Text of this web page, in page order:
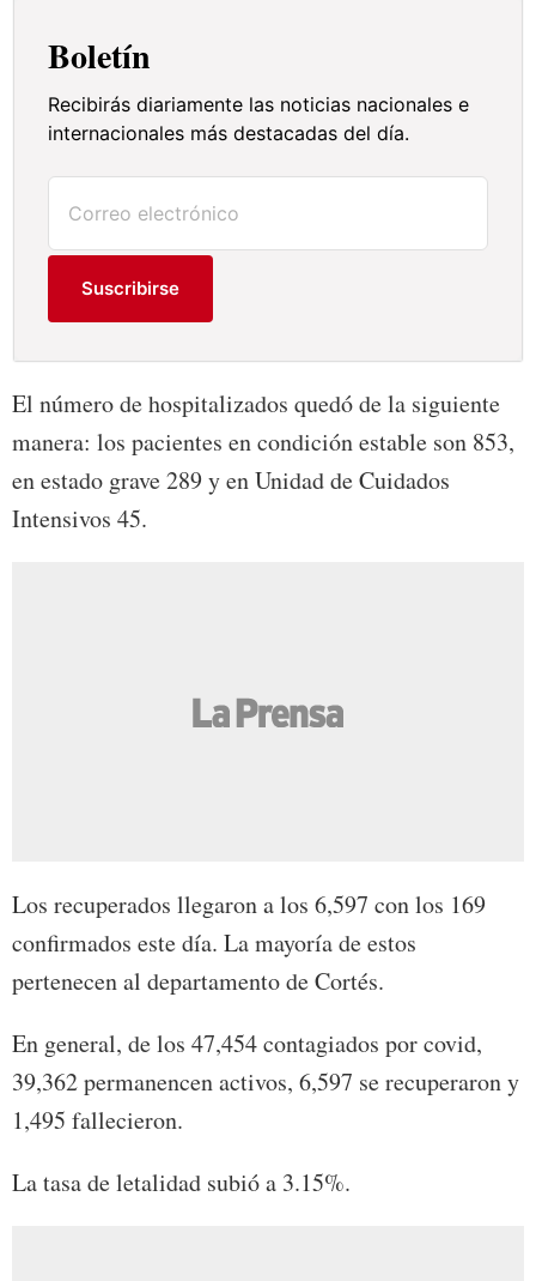
Boletín
Recibirás diariamente las noticias nacionales e
internacionales más destacadas del día.
Suscribirse
El número de hospitalizados quedó de la siguiente
manera: los pacientes en condición estable son 853,
en estado grave 289 y en Unidad de Cuidados
Intensivos 45.
Los recuperados llegaron a los 6,597 con los 169
confirmados este día. La mayoría de estos
pertenecen al departamento de Cortés.
En general, de los 47,454 contagiados por covid,
39,362 permanencen activos, 6,597 se recuperaron y
1,495 fallecieron.
La tasa de letalidad subió a 3.15%.